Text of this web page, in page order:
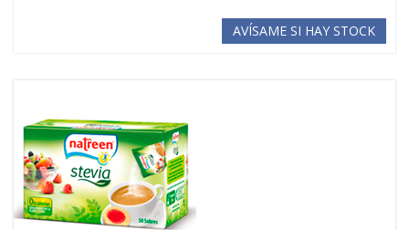
AVÍSAME SI HAY STOCK